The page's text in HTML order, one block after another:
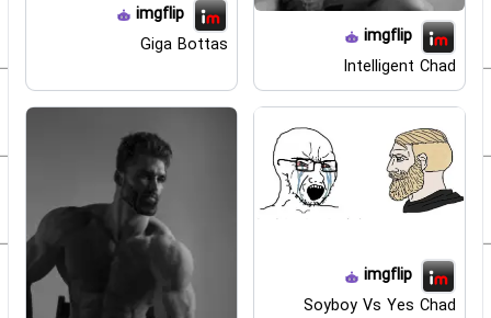
imgflip
Intelligent Chad
imgflip
Giga Bottas
imgflip
Soyboy Vs Yes Chad